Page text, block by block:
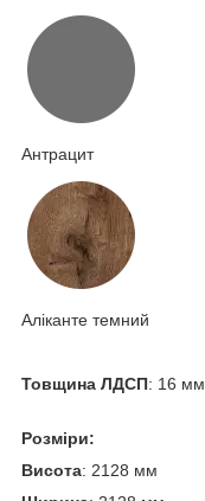
Антрацит
Аліканте темний
Товщина ЛДСП: 16 мм
Розміри:
Висота: 2128 мм